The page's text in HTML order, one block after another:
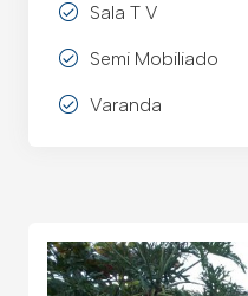
Sala T V
Semi Mobiliado
Varanda